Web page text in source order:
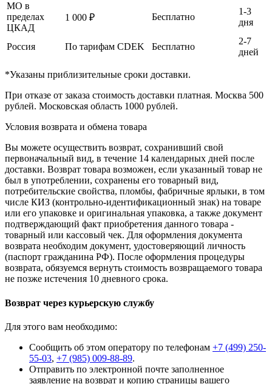
МО в
пределах
ЦКАД
1 000 ₽ Бесплатно
1-3
дня
Россия По тарифам CDEK Бесплатно
2-7
дней
*Указаны приблизительные сроки доставки.
При отказе от заказа стоимость доставки платная. Москва 500
рублей. Московская область 1000 рублей.
Условия возврата и обмена товара
Вы можете осуществить возврат, сохранивший свой
первоначальный вид, в течение 14 календарных дней после
доставки. Возврат товара возможен, если указанный товар не
был в употреблении, сохранены его товарный вид,
потребительские свойства, пломбы, фабричные ярлыки, в том
числе КИЗ (контрольно-идентификационный знак) на товаре
или его упаковке и оригинальная упаковка, а также документ
подтверждающий факт приобретения данного товара -
товарный или кассовый чек. Для оформления документа
возврата необходим документ, удостоверяющий личность
(паспорт гражданина РФ). После оформления процедуры
возврата, обязуемся вернуть стоимость возвращаемого товара
не позже истечения 10 дневного срока.
Возврат через курьерскую службу
Для этого вам необходимо:
Сообщить об этом оператору по телефонам +7 (499) 250-
55-03, +7 (985) 009-88-89.
Отправить по электронной почте заполненное
заявление на возврат и копию страницы вашего